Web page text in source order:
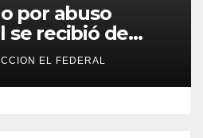
por abuso
se recibió de
dentro del
de La
EL FEDERAL